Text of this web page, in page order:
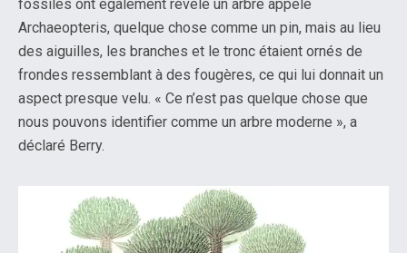
fossiles ont également révélé un arbre appelé
Archaeopteris, quelque chose comme un pin, mais au lieu
des aiguilles, les branches et le tronc étaient ornés de
frondes ressemblant à des fougères, ce qui lui donnait un
aspect presque velu. « Ce n’est pas quelque chose que
nous pouvons identifier comme un arbre moderne », a
déclaré Berry.